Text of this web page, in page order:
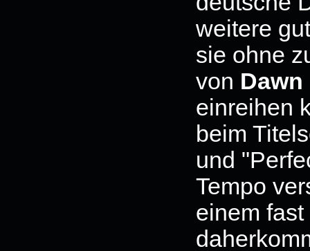
weitere
sie ohne
von Dawn
einreihen
beim
und
Tempo
einem